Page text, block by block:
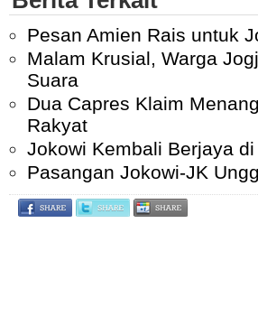
Pesan Amien Rais untuk
Malam Krusial, Warga
Suara
Dua Capres Klaim
Rakyat
Jokowi Kembali Berjaya
Pasangan Jokowi-JK